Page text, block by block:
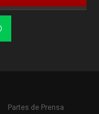
Partes de Prensa